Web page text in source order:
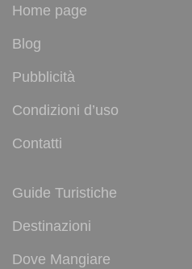
Home page
Blog
Pubblicità
Condizioni d’uso
Contatti
Guide Turistiche
Destinazioni
Dove Mangiare